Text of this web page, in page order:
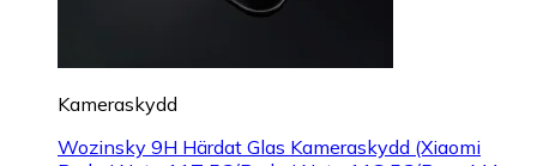
Kameraskydd
Wozinsky 9H Härdat Glas Kameraskydd (Xiaomi